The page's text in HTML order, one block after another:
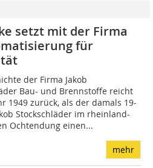
setzt mit der Firma
für
der Firma Jakob
Bau- und Brennstoffe reicht
1949 zurück, als der damals 19-
Stockschläder im rheinland-
Ochtendung einen...
mehr